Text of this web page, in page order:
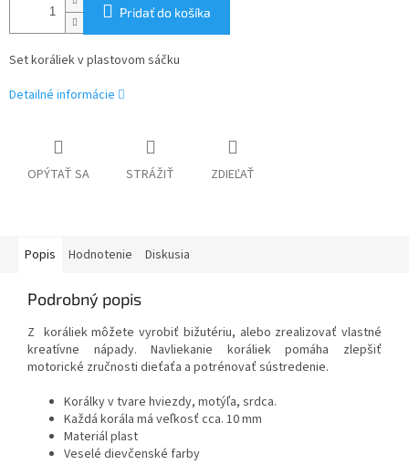
Pridať do košíka
Set koráliek v plastovom sáčku
Detailné informácie
OPÝTAŤ SA STRÁŽIŤ ZDIEĽAŤ
Popis Hodnotenie Diskusia
Podrobný popis
Z koráliek môžete vyrobiť bižutériu, alebo zrealizovať vlastné
kreatívne nápady. Navliekanie koráliek pomáha zlepšiť
motorické zručnosti dieťaťa a potrénovať sústredenie.
Korálky v tvare hviezdy, motýľa, srdca.
Každá korála má veľkosť cca. 10 mm
Materiál plast
Veselé dievčenské farby